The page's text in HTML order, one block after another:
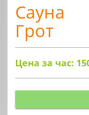
Сауна
Грот
Цена за час: